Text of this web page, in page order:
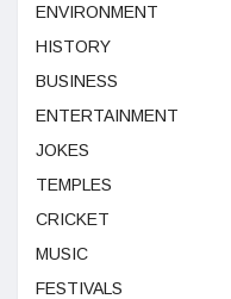
ENVIRONMENT
HISTORY
BUSINESS
ENTERTAINMENT
JOKES
TEMPLES
CRICKET
MUSIC
FESTIVALS